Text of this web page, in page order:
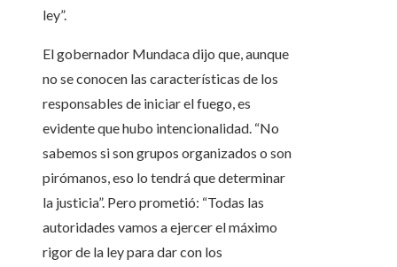
ley”.
El gobernador Mundaca dijo que, aunque
no se conocen las características de los
responsables de iniciar el fuego, es
evidente que hubo intencionalidad. “No
sabemos si son grupos organizados o son
pirómanos, eso lo tendrá que determinar
la justicia”. Pero prometió: “Todas las
autoridades vamos a ejercer el máximo
rigor de la ley para dar con los